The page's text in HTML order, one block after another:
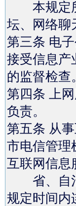
本规定所
坛、网络聊
第三条 电
接受信息产
的监督检查
第四条 上
负责。
第五条 从
市电信管理
互联网信息
省、自治
规定时间内